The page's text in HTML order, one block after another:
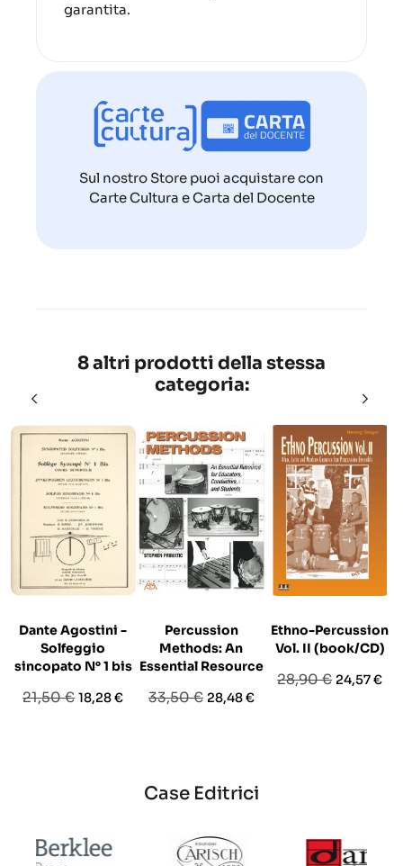
garantita.
Sul nostro Store puoi acquistare con
Carte Cultura e Carta del Docente
8 altri prodotti della stessa
categoria:
Dante Agostini -
Solfeggio
sincopato N° 1 bis
Prezzo
21,50 €Prezzo
18,28 €
Percussion
Methods: An
Essential Resource
Prezzo
33,50 € Prezzo
28,48 €
Ethno-Percussion
Vol. II (book/CD)
Prezzo
28,90 € Prezzo
24,57 €
Case Editrici